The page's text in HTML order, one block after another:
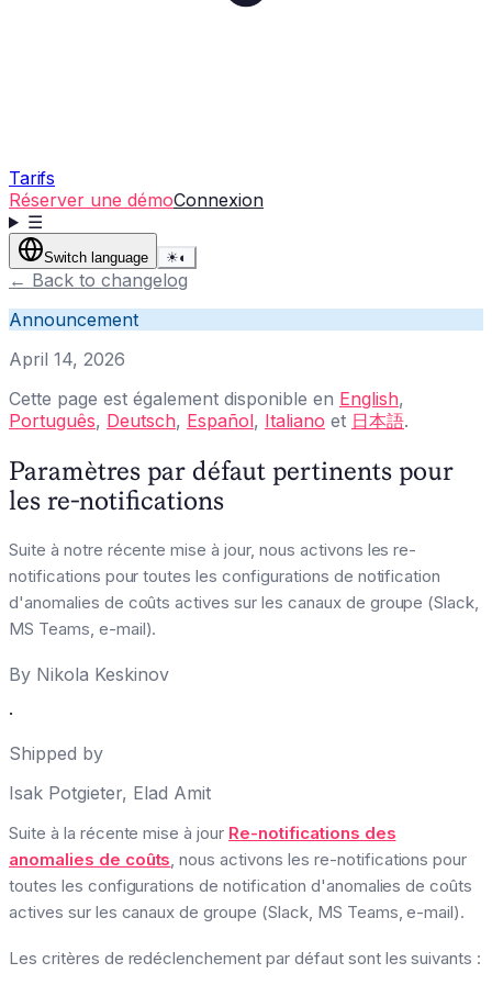
Tarifs
Réserver une démoConnexion
☰
Switch language ☀◐
← Back to changelog
Announcement
April 14, 2026
Cette page est également disponible en English,
Português, Deutsch, Español, Italiano et 日本語.
Paramètres par défaut pertinents pour
les re-notifications
Suite à notre récente mise à jour, nous activons les re-
notifications pour toutes les configurations de notification
d'anomalies de coûts actives sur les canaux de groupe (Slack,
MS Teams, e-mail).
By Nikola Keskinov
·
Shipped by
Isak Potgieter, Elad Amit
Suite à la récente mise à jour Re-notifications des
anomalies de coûts , nous activons les re-notifications pour
toutes les configurations de notification d'anomalies de coûts
actives sur les canaux de groupe (Slack, MS Teams, e-mail).
Les critères de redéclenchement par défaut sont les suivants :